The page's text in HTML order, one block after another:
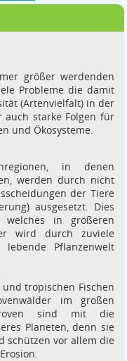
größer werdenden
Probleme die damit
(Artenvielfalt) in der
auch starke Folgen für
und Ökosysteme.
in denen
werden durch nicht
der Tiere
ausgesetzt. Dies
welches in größeren
wird durch zuviele
Pflanzenwelt
tropischen Fischen
im großen
sind mit die
Planeten, denn sie
schützen vor allem die